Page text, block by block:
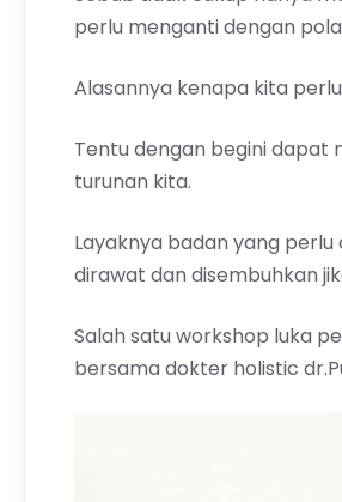
perlu menganti dengan
Alasannya kenapa kita
Tentu dengan begini dapat
turunan kita.
Layaknya badan yang
dirawat dan disembuhkan
Salah satu workshop luka
bersama dokter holistic